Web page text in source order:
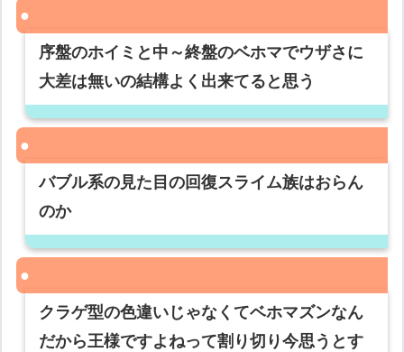
序盤のホイミと中～終盤のベホマでウザさに
大差は無いの結構よく出来てると思う
バブル系の見た目の回復スライム族はおらん
のか
クラゲ型の色違いじゃなくてベホマズンなん
だから王様ですよねって割り切り今思うとす